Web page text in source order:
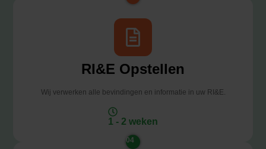
RI&E Opstellen
Wij verwerken alle bevindingen en informatie in uw RI&E.
1 - 2 weken
04